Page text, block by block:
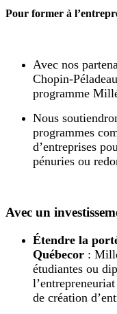
Pour former à
Avec nos
Chopin-
programme
Nous
programmes
d’entreprises
pénuries ou
Avec un
Étendre la
Québecor :
étudiantes ou
de création